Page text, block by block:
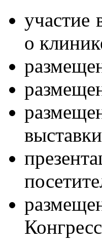
участие
о